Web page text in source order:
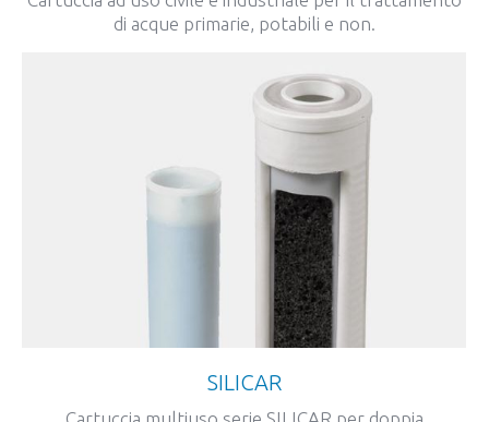
di acque primarie, potabili e non.
SILICAR